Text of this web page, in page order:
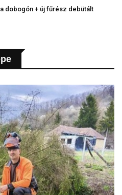
dobogón + új fűrész debütált